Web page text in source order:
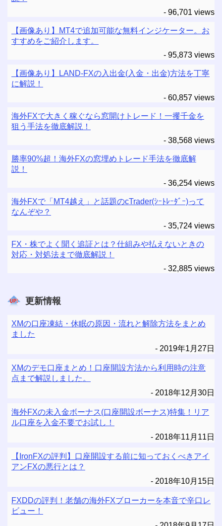
- 96,701 views
【画像あり】MT4で追加可能な無料インジケーター。お
すすめをご紹介します。
- 95,873 views
【画像あり】LAND-FXの入出金(入金・出金)方法を丁寧
に解説！
- 60,857 views
海外FXで大きく稼ぐなら窓開けトレード！一攫千金を
狙う手法を徹底解説！
- 38,568 views
勝率90%超！海外FXの窓埋めトレード手法を徹底解
説！
- 36,254 views
海外FXで「MT4越え」と話題のcTrader(ｼｰﾄﾚｰﾀﾞｰ)って
なんぞや？
- 35,724 views
FX・株でよく聞く追証とは？仕組みや払えないときの
対応・対処法まで徹底解説！
- 32,885 views
更新情報
XMの口座凍結・休眠の原因・流れと解除方法をまとめ
ました
2019年1月27日
XMのデモ口座まとめ！口座開設方法から利用時の注意
点まで解説しました。
2018年12月30日
海外FXの未入金ボーナス(口座開設ボーナス)特集！リア
ル口座を入金不要でお試し！
2018年11月11日
【IronFXの評判】口座開設する前に知っておくべきアイ
アンFXの悪行とは？
2018年10月15日
FXDDの評判！老舗の海外FXブローカーを本音で辛口レ
ビュー！